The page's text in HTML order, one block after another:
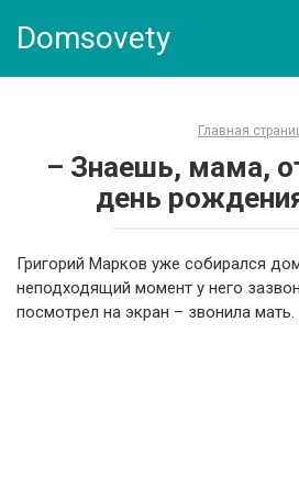
Domsovety
Главная
– Знаешь, мама,
день
Григорий Марков уже собирался
неподходящий момент у него
посмотрел на экран – звонила мать.